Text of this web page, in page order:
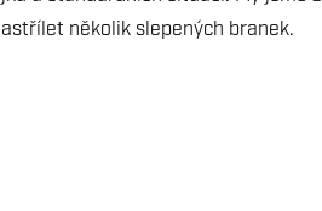
několik slepených branek.